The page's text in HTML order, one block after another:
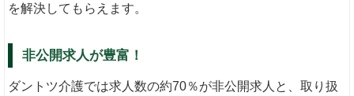
を解決してもらえます。
非公開求人が豊富！
ダントツ介護では求人数の約70％が非公開求人と、取り扱